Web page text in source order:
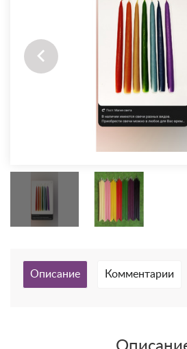
Описание Комментарии